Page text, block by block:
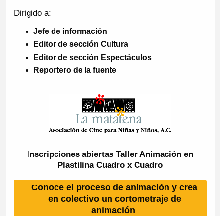
Dirigido a:
Jefe de información
Editor de sección Cultura
Editor de sección Espectáculos
Reportero de la fuente
Inscripciones abiertas Taller Animación en
Plastilina Cuadro x Cuadro
Conoce el proceso de animación y crea
en colectivo un cortometraje de
animación